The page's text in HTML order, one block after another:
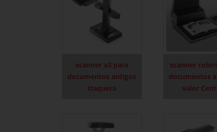
scanner a3 para
documentos antigos
Itaquera
scanner
documentos
valor